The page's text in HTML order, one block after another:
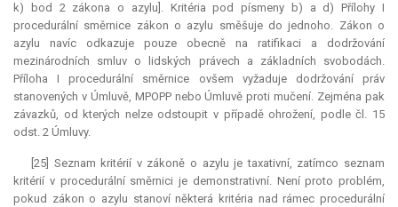
k) bod 2 zákona o azylu]. Kritéria pod písmeny b) a d) Přílohy I
procedurální směrnice zákon o azylu směšuje do jednoho. Zákon o
azylu navíc odkazuje pouze obecně na ratifikaci a dodržování
mezinárodních smluv o lidských právech a základních svobodách.
Příloha I procedurální směrnice ovšem vyžaduje dodržování práv
stanovených v Úmluvě, MPOPP nebo Úmluvě proti mučení. Zejména pak
závazků, od kterých nelze odstoupit v případě ohrožení, podle čl. 15
odst. 2 Úmluvy.
[25] Seznam kritérií v zákoně o azylu jetaxativní, zatímco seznam
kritérií v procedurální směrnici je demonstrativní. Není proto problém,
pokud zákon o azylu stanoví některá kritéria nad rámec procedurální